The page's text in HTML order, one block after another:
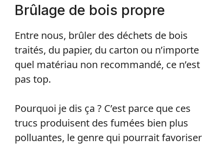
Brûlage de bois propre
Entre nous, brûler des déchets de bois
traités, du papier, du carton ou n’importe
quel matériau non recommandé, ce n’est
pas top.
Pourquoi je dis ça ? C’est parce que ces
trucs produisent des fumées bien plus
polluantes, le genre qui pourrait favoriser